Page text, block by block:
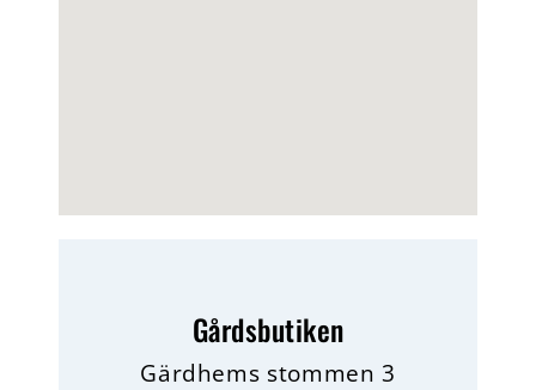
Gårdsbutiken
Gärdhems stommen 3